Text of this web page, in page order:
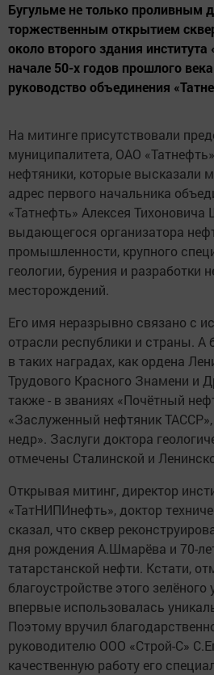
Бугульме не только проливным
торжественным открытием
около второго здания
начале 50-х годов прошлого
руководство объединения
На митинге присутствовали
муниципалитета, ОАО
нефтяники, которые высказали
адрес первого начальника
«Татнефть» Алексея
выдающегося организатора
промышленности, крупного
геологии, бурения и разработки
месторождений.
Его имя неразрывно связано с
отрасли республики и страны.
в таких наградах, как ордена
Трудового Красного Знамени и
также - в званиях «Почётный
«Заслуженный нефтяник
недр». Заслуги доктора
отмечены Сталинской и
Открывая митинг, директор
«ТатНИПИнефть», доктор
сказал, что сквер
дня рождения А.Шмарёва и 70-
татарстанской нефти. Кстати,
благоустройстве этого
впервые использовалась
Поэтому вручил
руководителю ООО «Строй-С»
качественную работу его